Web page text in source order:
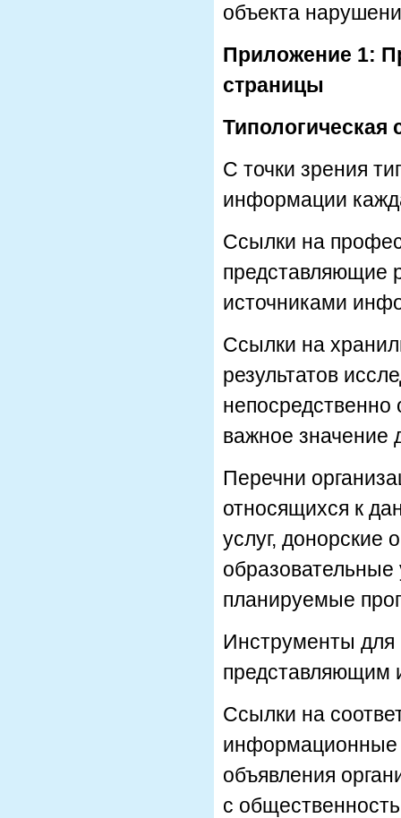
объекта
Приложение 1:
страницы
Типологическая
С точки зрения
информации
Ссылки на
представляющие
источниками
Ссылки на
результатов
важное значение
Перечни
относящихся к
услуг, донорские
планируемые
Инструменты для
представляющим
Ссылки на
информационные
объявления
с